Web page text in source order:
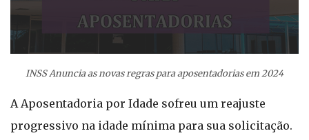
INSS Anuncia as novas regras para aposentadorias em 2024
A Aposentadoria por Idade sofreu um reajuste
progressivo na idade mínima para sua solicitação.